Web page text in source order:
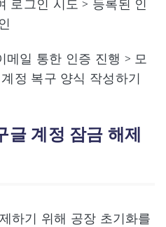
로그인 시도 > 등록된 인
메일 통한 인증 진행 > 모
정 복구 양식 작성하기
글 계정 잠금 해제
하기 위해 공장 초기화를